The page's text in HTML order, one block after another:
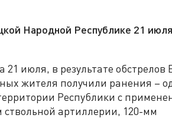
Народной Республике 21
21 июля, в результате обстрелов
жителя получили ранения –
Республики с
артиллерии, 120-мм